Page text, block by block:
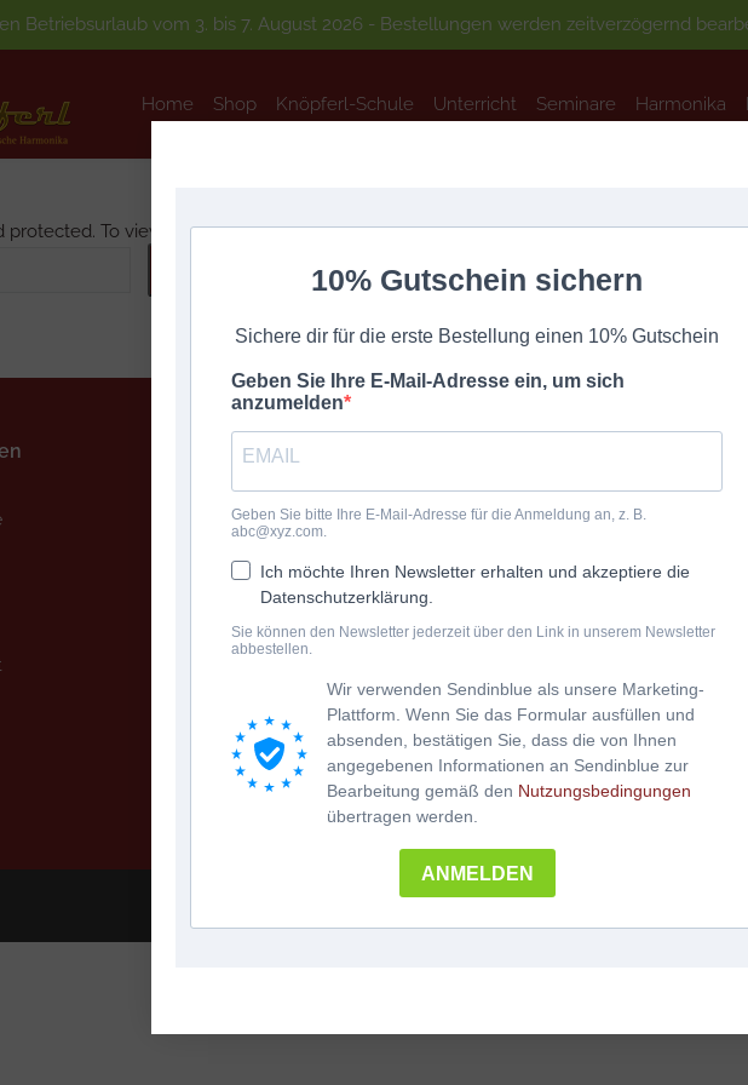
Home Shop Knöpferl-Schule Unterricht Seminare Harmonika
protected. To view it please enter your password below:
Wichtige Links
Startseite
Datenschutz
Impressum
Copyright by
Betriebsurlaub vom 3. bis 7. August 2026 - Bestellungen werden zeitverzögernd
10% Gutschein sichern
Sichere dir für die erste Bestellung einen 10% Gutschein
Geben Sie Ihre E-Mail-Adresse ein, um sich
anzumelden
Geben Sie bitte Ihre E-Mail-Adresse für die Anmeldung an, z. B.
abc@xyz.com.
Ich möchte Ihren Newsletter erhalten und akzeptiere die
Datenschutzerklärung.
Sie können den Newsletter jederzeit über den Link in unserem Newsletter
abbestellen.
Wir verwenden Sendinblue als unsere Marketing-
Plattform. Wenn Sie das Formular ausfüllen und
absenden, bestätigen Sie, dass die von Ihnen
angegebenen Informationen an Sendinblue zur
Bearbeitung gemäß den Nutzungsbedingungen
übertragen werden.
ANMELDEN